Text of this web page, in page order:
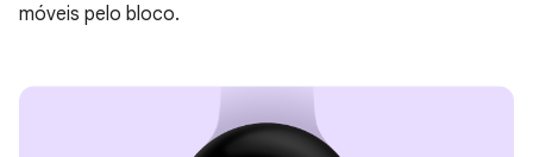
móveis pelo bloco.